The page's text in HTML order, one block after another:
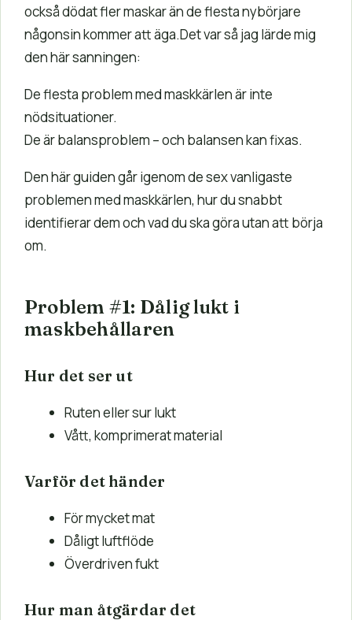
också dödat fler maskar än de flesta nybörjare
någonsin kommer att äga.Det var så jag lärde mig
den här sanningen:
De flesta problem med maskkärlen är inte
nödsituationer.
De är balansproblem – och balansen kan fixas.
Den här guiden går igenom de sex vanligaste
problemen med maskkärlen, hur du snabbt
identifierar dem och vad du ska göra utan att börja
om.
Problem #1: Dålig lukt i
maskbehållaren
Hur det ser ut
Ruten eller sur lukt
Vått, komprimerat material
Varför det händer
För mycket mat
Dåligt luftflöde
Överdriven fukt
Hur man åtgärdar det